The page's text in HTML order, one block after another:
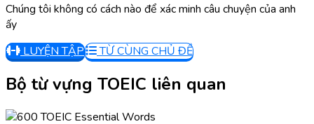
Chúng tôi không có cách nào để xác minh câu chuyện của anh
ấy
LUYỆN TẬP
TỪ CÙNG CHỦ ĐỀ
Bộ từ vựng TOEIC liên quan